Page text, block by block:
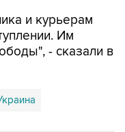
и курьерам
Им
- сказали в